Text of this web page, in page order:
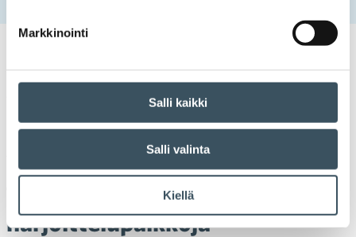
Markkinointi
Salli kaikki
Salli valinta
Kiellä
21.04.2022 09:00 Case-artikkelit digitalisaatio,erikoiskauppa,
harjoittelupaikka,muoti,muotikauppa,opiskelija,opiskelu,sosiaalinen vastuu,
Bestseller kantaa
yhteiskuntavastuuta
tarjoamalla opiskelijoille
harjoittelupaikkoja